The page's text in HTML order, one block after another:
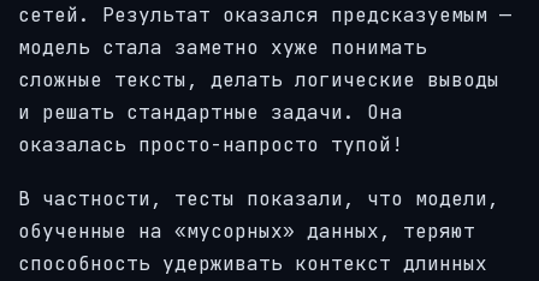
сетей. Результат оказался предсказуемым —
модель стала заметно хуже понимать
сложные тексты, делать логические выводы
и решать стандартные задачи. Она
оказалась просто-напросто тупой!
В частности, тесты показали, что модели,
обученные на «мусорных» данных, теряют
способность удерживать контекст длинных